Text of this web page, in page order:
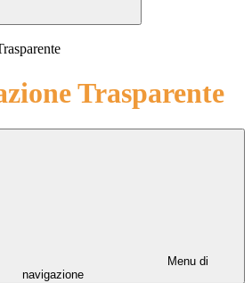
Trasparente
Menu di
navigazione